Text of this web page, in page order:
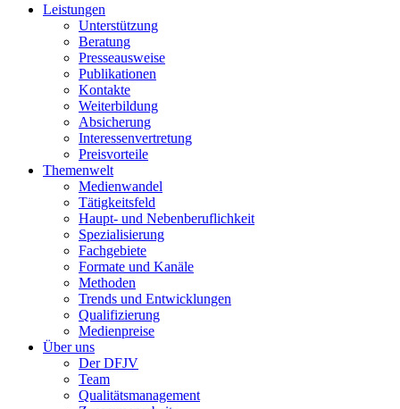
Leistungen
Unterstützung
Beratung
Presseausweise
Publikationen
Kontakte
Weiterbildung
Absicherung
Interessenvertretung
Preisvorteile
Themenwelt
Medienwandel
Tätigkeitsfeld
Haupt- und Nebenberuflichkeit
Spezialisierung
Fachgebiete
Formate und Kanäle
Methoden
Trends und Entwicklungen
Qualifizierung
Medienpreise
Über uns
Der DFJV
Team
Qualitätsmanagement